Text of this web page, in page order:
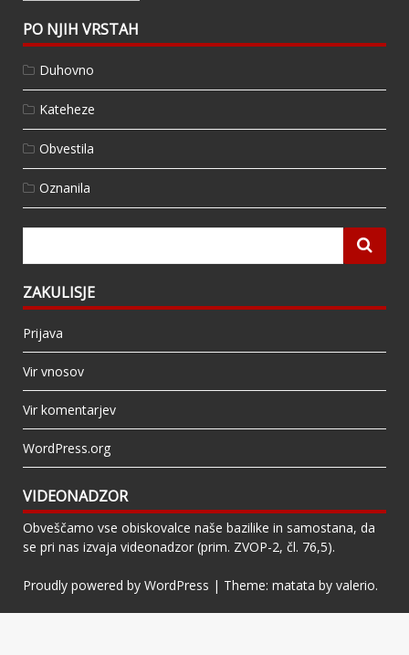
PO NJIH VRSTAH
Duhovno
Kateheze
Obvestila
Oznanila
ZAKULISJE
Prijava
Vir vnosov
Vir komentarjev
WordPress.org
VIDEONADZOR
Obveščamo vse obiskovalce naše bazilike in samostana, da
se pri nas izvaja videonadzor (prim. ZVOP-2, čl. 76,5).
Proudly powered by WordPress | Theme: matata by valerio.